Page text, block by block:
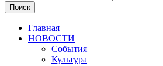
Поиск
Главная
НОВОСТИ
События
Культура